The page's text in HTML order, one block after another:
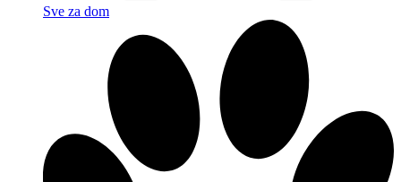
Sve za dom